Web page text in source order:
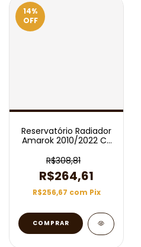
14%
OFF
Reservatório Radiador
Amarok 2010/2022 C/
R$308,81
R$264,61
R$256,67 com Pix